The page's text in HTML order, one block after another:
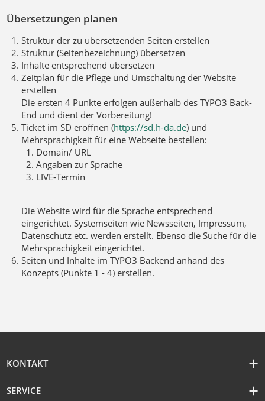
Übersetzungen planen
Struktur der zu übersetzenden Seiten erstellen
Struktur (Seitenbezeichnung) übersetzen
Inhalte entsprechend übersetzen
Zeitplan für die Pflege und Umschaltung der Website
erstellen
Die ersten 4 Punkte erfolgen außerhalb des TYPO3 Back-
End und dient der Vorbereitung!
Ticket im SD eröffnen (https://sd.h-da.de) und
Mehrsprachigkeit für eine Webseite bestellen:
Domain/ URL
Angaben zur Sprache
LIVE-Termin
Die Website wird für die Sprache entsprechend
eingerichtet. Systemseiten wie Newsseiten, Impressum,
Datenschutz etc. werden erstellt. Ebenso die Suche für die
Mehrsprachigkeit eingerichtet.
Seiten und Inhalte im TYPO3 Backend anhand des
Konzepts (Punkte 1 - 4) erstellen.
KONTAKT
SERVICE